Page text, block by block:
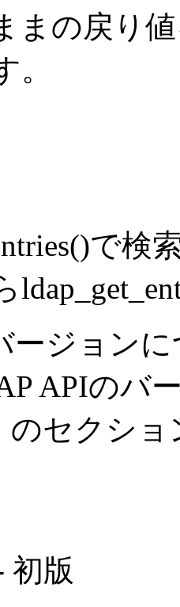
まの戻り
で検
ージョン
APIのバ
のセクシ
初版